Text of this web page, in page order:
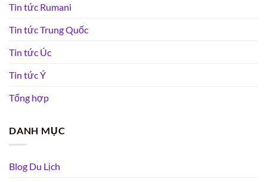
Tin tức Rumani
Tin tức Trung Quốc
Tin tức Úc
Tin tức Ý
Tổng hợp
DANH MỤC
Blog Du Lịch